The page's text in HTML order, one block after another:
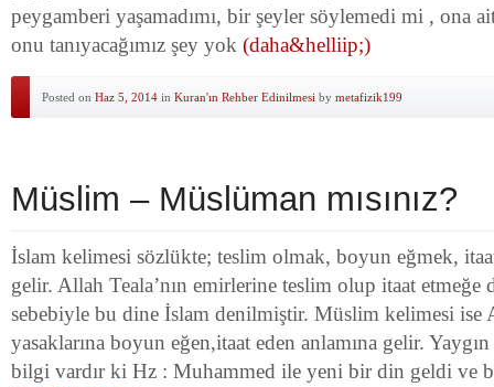
peygamberi yaşamadımı, bir şeyler söylemedi mi , ona
onu tanıyacağımız şey yok (daha&helliip;)
Posted on Haz 5, 2014 in Kuran'ın Rehber Edinilmesi by metafizik199
Müslim – Müslüman mısınız?
İslam kelimesi sözlükte; teslim olmak, boyun eğmek,
gelir. Allah Teala’nın emirlerine teslim olup itaat etmeğe
sebebiyle bu dine İslam denilmiştir. Müslim kelimesi ise
yasaklarına boyun eğen,itaat eden anlamına gelir.
bilgi vardır ki Hz : Muhammed ile yeni bir din geldi ve